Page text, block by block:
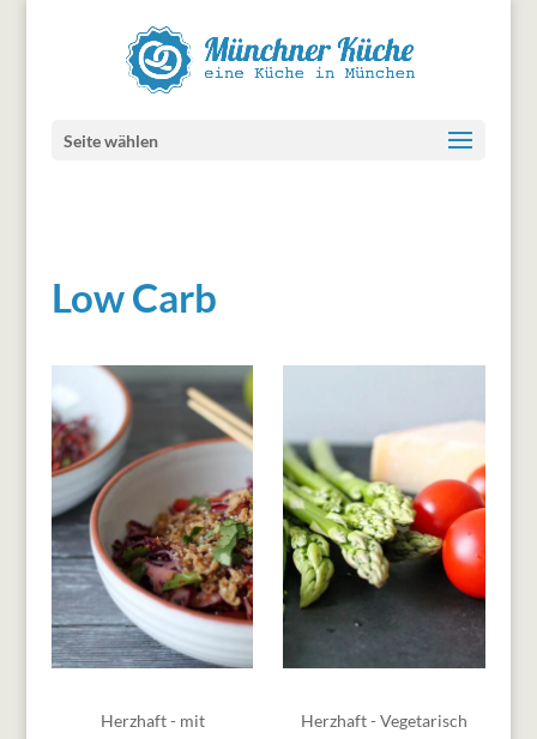
Seite wählen
Low Carb
Herzhaft - mit
Herzhaft - Vegetarisch